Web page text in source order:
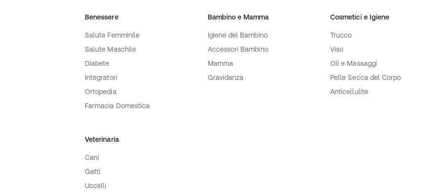
Benessere
Salute Femminile
Salute Maschile
Diabete
Integratori
Ortopedia
Farmacia Domestica
Bambino e Mamma
Igiene del Bambino
Accessori Bambino
Mamma
Gravidanza
Cosmetici e Igiene
Trucco
Viso
Oli e Massaggi
Pelle Secca del Corpo
Anticellulite
Veterinaria
Cani
Gatti
Uccelli